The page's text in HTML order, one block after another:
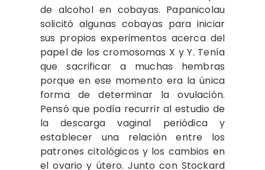
de alcohol en cobayas. Papanicolau
solicitó algunas cobayas para iniciar
sus propios experimentos acerca del
papel de los cromosomas X y Y. Tenía
que sacrificar a muchas hembras
porque en ese momento era la única
forma de determinar la ovulación.
Pensó que podía recurrir al estudio de
la descarga vaginal periódica y
establecer una relación entre los
patrones citológicos y los cambios en
el ovario y útero. Junto con Stockard